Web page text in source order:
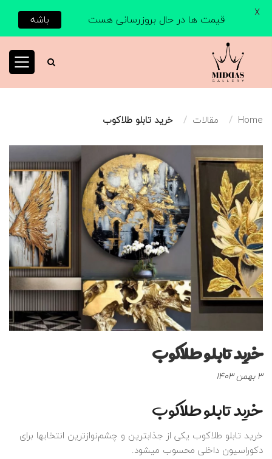
Home مقالات خرید تابلو طلاکوب
خرید تابلو طلاکوب
نوشته
3 بهمن 1403
خرید تابلو طلاکوب
خرید تابلو طلاکوب یکی از جذابترین و چشم‌نوازترین انتخابها برای
دکوراسیون داخلی محسوب میشود.
قیمت ها در حال بروزرسانی هست باشه X